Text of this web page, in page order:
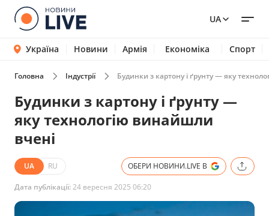
UA
Україна Новини Армія Економіка Спорт
Головна Індустрії Будинки з картону і ґрунту — яку
Будинки з картону і ґрунту —
яку технологію винайшли
вчені
UA RU ОБЕРИ НОВИНИ.LIVE В
Дата публікації:24 вересня 2025 06:20